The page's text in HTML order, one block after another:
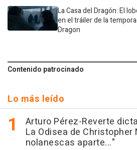
La Casa del Dragón: El
en el tráiler de la
Dragon
Contenido patrocinado
Lo más leído
Arturo Pérez-Reverte
La Odisea de
nolanescas aparte..."